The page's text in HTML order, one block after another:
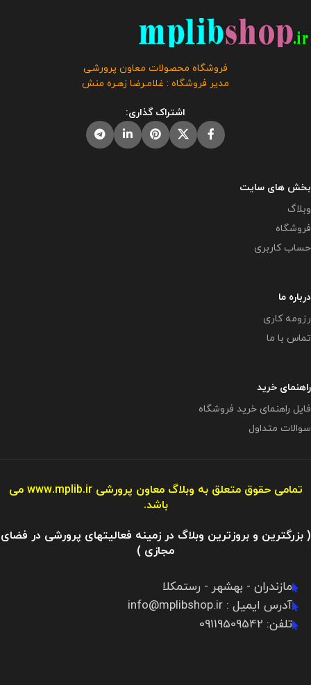
ویرایش در 29صفحه در فروشگاه
معاون پرورشی طراحی گردید . حجم
فايل : 10 مگابايت
کلیه حقوق این
پرورشی می باشد و فروش و انتشار
این برنامه توسط دیگران مورد رضایت
: 5 مگابایت
فروشگاه معاون پرورشی می باشد و
در صورت مشاهده مشابه آن در
حال استفاده هستند و مورد رضایت ما
نمی باشد .
فروشگاه محصولات معاون پرورشی
مدیر فروشگاه : غلامـرضا زهـره منش
اشتراک گذاری:
بخش های سایت
وبلاگ
فروشگاه
حساب کاربری
درباره ما
رزومه کاری
تماس با ما
راهنمای خرید
فایل راهنمای خرید فروشگاه
سوالات متداول
تمامی حقوق متعلق به وبلاگ معاون پرورشیwww.mplib.ir می
باشد.
( بزرگترین و بروزترین وبلاگ در زمینه فعالیتهای پرورشی در فضای
مجازی )
مازندران - بهشهر - رستمکلا
آدرس ایمیل : info@mplibshop.ir
تلفن: 09119509542​